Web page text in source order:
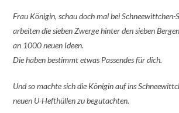
Frau Königin, schau doch mal bei Schneewittchen-
arbeiten die sieben Zwerge hinter den sieben
an 1000 neuen Ideen.
Die haben bestimmt etwas Passendes für dich.
Und so machte sich die Königin auf ins
neuen U-Hefthüllen zu begutachten.